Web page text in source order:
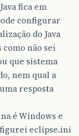
fica em
configurar
do Java
não sei
que sistema
nem qual a
resposta
é Windows e
eclipse.ini